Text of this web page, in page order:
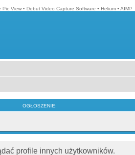
Pic View • Debut Video Capture Software • Helium • AIMP
OGŁOSZENIE:
profile innych użytkowników.